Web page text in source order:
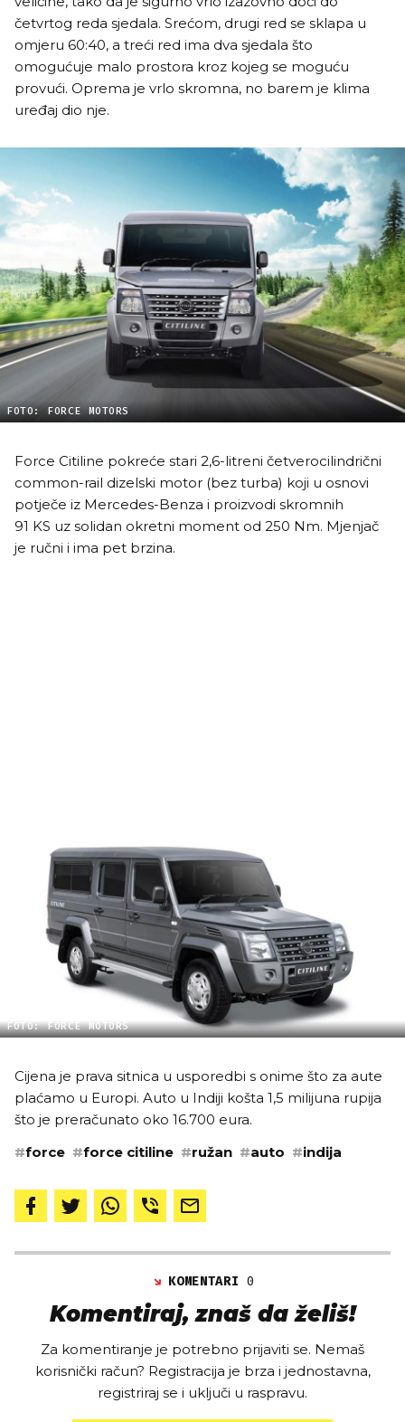
četvrtog reda sjedala. Srećom, drugi red se sklapa u
omjeru 60:40, a treći red ima dva sjedala što
omogućuje malo prostora kroz kojeg se moguću
provući. Oprema je vrlo skromna, no barem je klima
uređaj dio nje.
FOTO: FORCE MOTORS
Force Citiline pokreće stari 2,6-litreni četverocilindrični
common-rail dizelski motor (bez turba) koji u osnovi
potječe iz Mercedes-Benza i proizvodi skromnih
91 KS uz solidan okretni moment od 250 Nm. Mjenjač
je ručni i ima pet brzina.
FOTO: FORCE MOTORS
Cijena je prava sitnica u usporedbi s onime što za aute
plaćamo u Europi. Auto u Indiji košta 1,5 milijuna rupija
što je preračunato oko 16.700 eura.
#force #force citiline #ružan #auto #indija
KOMENTARI0
Komentiraj, znaš da želiš!
Za komentiranje je potrebno prijaviti se. Nemaš
korisnički račun? Registracija je brza i jednostavna,
registriraj se i uključi u raspravu.